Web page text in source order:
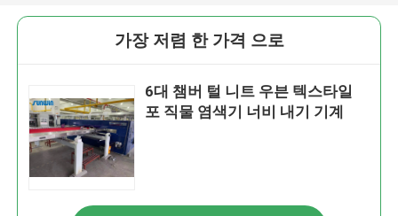
가장 저렴 한 가격 으로
6대 챔버 털 니트 우븐 텍스타일
포 직물 염색기 너비 내기 기계